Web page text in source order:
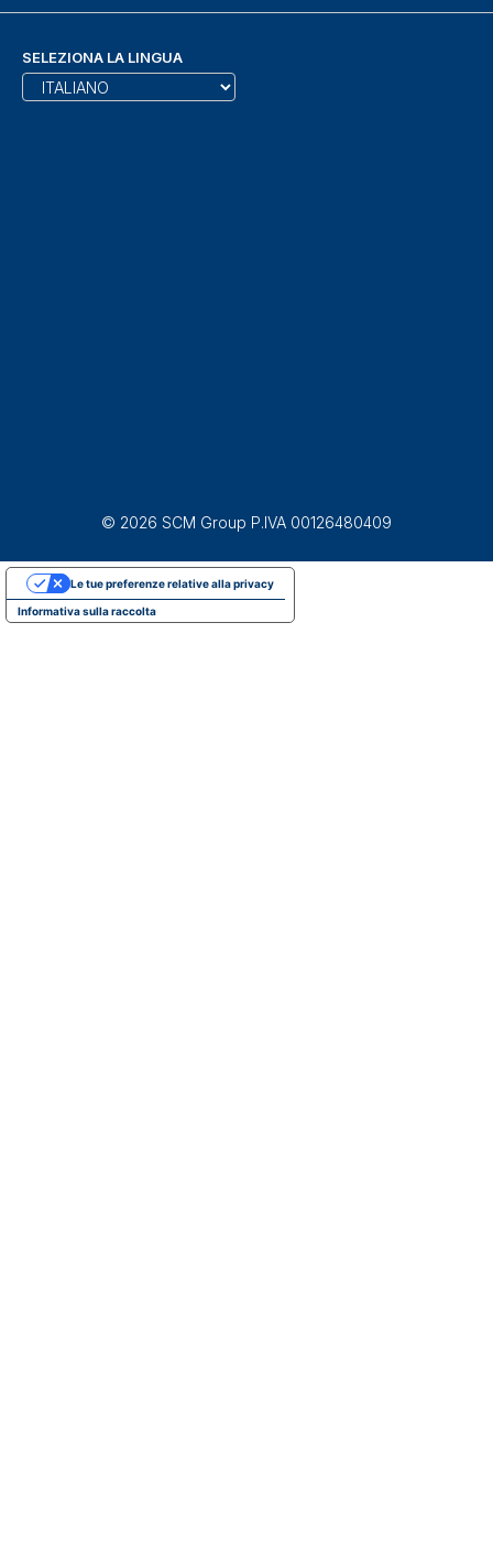
SELEZIONA LA LINGUA
© 2026 SCM Group P.IVA 00126480409
Informativa sulla raccolta
Le tue preferenze relative alla privacy